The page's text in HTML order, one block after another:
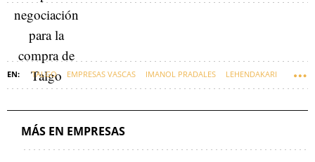
TALGO EMPRESAS VASCAS IMANOL PRADALES LEHENDAKARI
MÁS EN EMPRESAS